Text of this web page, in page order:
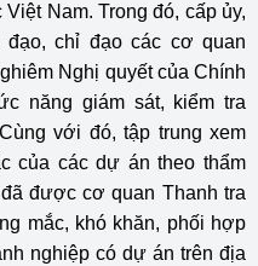
Nam. Trong đó, cấp ủy,
chỉ đạo các cơ quan
Nghị quyết của Chính
năng giám sát, kiểm tra
với đó, tập trung xem
của các dự án theo thẩm
được cơ quan Thanh tra
mắc, khó khăn, phối hợp
nghiệp có dự án trên địa